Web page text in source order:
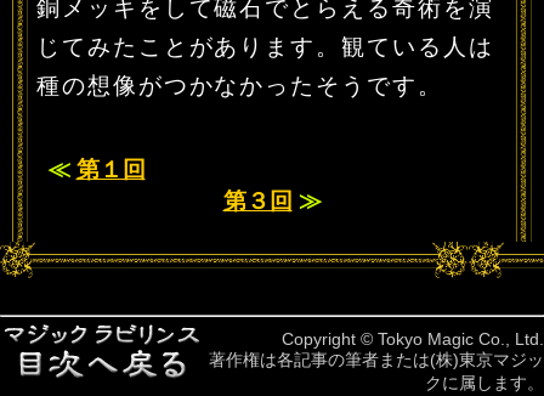
銅メッキをして磁石でとらえる奇術を演
じてみたことがあります。観ている人は
種の想像がつかなかったそうです。
≪ 第１回
第３回 ≫
Copyright © Tokyo Magic Co., Ltd.
著作権は各記事の筆者または(株)東京マジッ
クに属します。